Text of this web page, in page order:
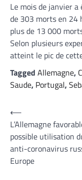
Le mois de janvier
de 303 morts en 24
plus de 13 000
Selon plusieurs
atteint le pic de
Tagged Allemagne,
Saude, Portugal,
Navigation
de
l’article
⟵
L’Allemagne
possible utilisation
anti-coronavirus
Europe